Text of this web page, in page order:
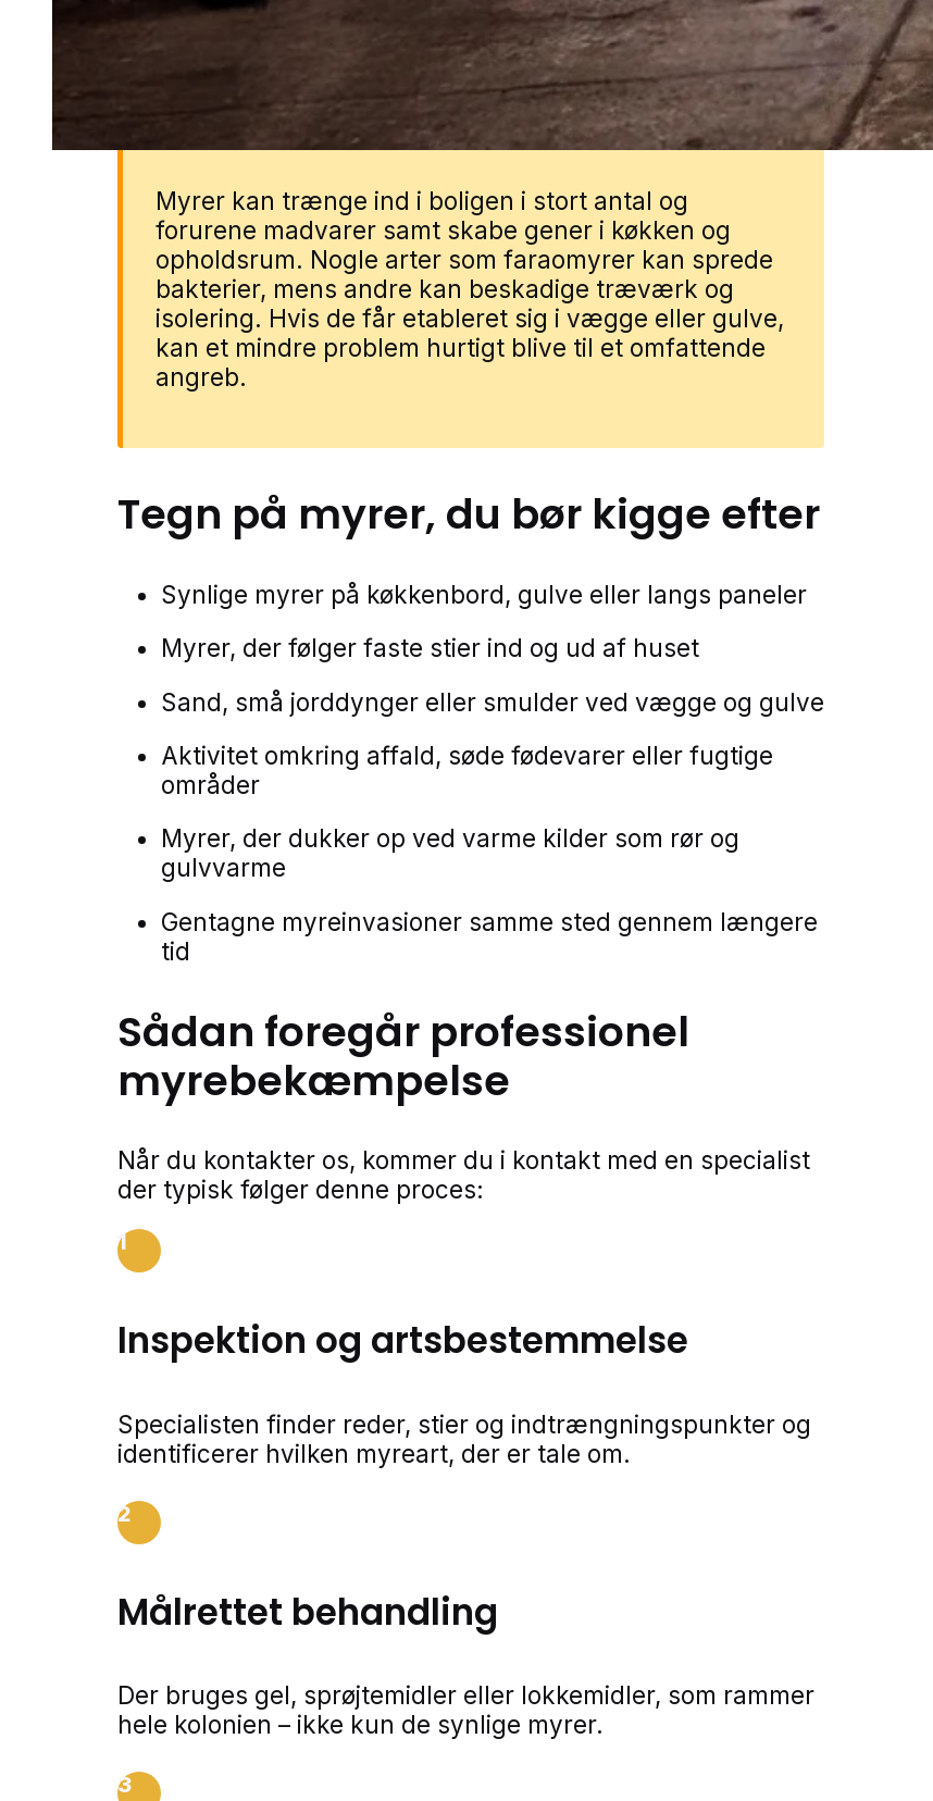
Derfor er myrer et problem
Myrer kan trænge ind i boligen i stort antal og
forurene madvarer samt skabe gener i køkken og
opholdsrum. Nogle arter som faraomyrer kan sprede
bakterier, mens andre kan beskadige træværk og
isolering. Hvis de får etableret sig i vægge eller gulve,
kan et mindre problem hurtigt blive til et omfattende
angreb.
Tegn på myrer, du bør kigge efter
Synlige myrer på køkkenbord, gulve eller langs paneler
Myrer, der følger faste stier ind og ud af huset
Sand, små jorddynger eller smulder ved vægge og gulve
Aktivitet omkring affald, søde fødevarer eller fugtige
områder
Myrer, der dukker op ved varme kilder som rør og
gulvvarme
Gentagne myreinvasioner samme sted gennem længere
tid
Sådan foregår professionel
myrebekæmpelse
Når du kontakter os, kommer du i kontakt med en specialist
der typisk følger denne proces:
1
Inspektion og artsbestemmelse
Specialisten finder reder, stier og indtrængningspunkter og
identificerer hvilken myreart, der er tale om.
2
Målrettet behandling
Der bruges gel, sprøjtemidler eller lokkemidler, som rammer
hele kolonien – ikke kun de synlige myrer.
3